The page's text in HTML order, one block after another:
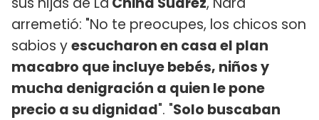
arremetió: "No te preocupes, los chicos son
sabios yescucharon en casa el plan
macabro que incluye bebés, niños y
mucha denigración a quien le pone
precio a su dignidad". "Solo buscaban